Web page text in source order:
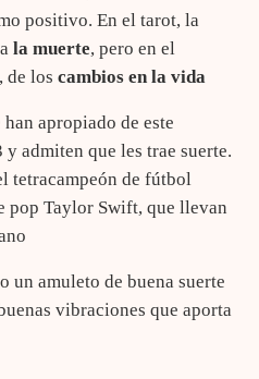
positivo. En el tarot, la
la muerte, pero en el
, de los cambios en la vida
apropiado de este
admiten que les trae suerte.
tetracampeón de fútbol
pop Taylor Swift, que llevan
un amuleto de buena suerte
vibraciones que aporta